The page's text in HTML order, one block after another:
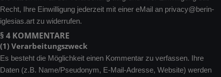
Recht, Ihre Einwilligung jederzeit mit einer eMail an privacy@berin-
iglesias.art zu widerrufen.
§ 4 KOMMENTARE
(1) Verarbeitungszweck
Es besteht die Möglichkeit einen Kommentar zu verfassen. Ihre
Daten (z.B. Name/Pseudonym, E-Mail-Adresse, Website) werden